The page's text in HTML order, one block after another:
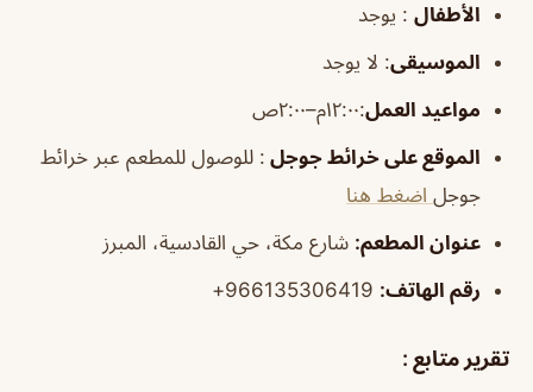
الأطفال : يوجد
الموسيقى: لا يوجد
مواعيد العمل:١٢:٠٠م–٢:٠٠ص
الموقع على خرائط جوجل : للوصول للمطعم عبر خرائط
جوجل اضغط هنا
عنوان المطعم: شارع مكة، حي القادسية، المبرز
رقم الهاتف:
تقرير متابع :